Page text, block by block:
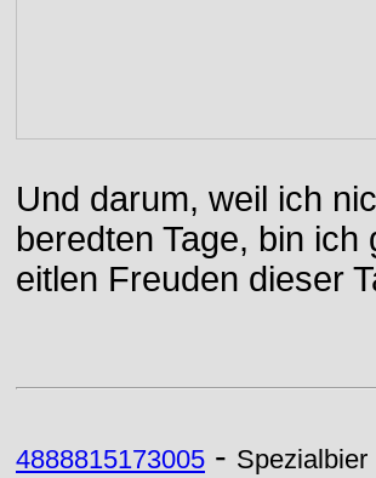
Und darum, weil ich
beredten Tage, bin
eitlen Freuden dieser
4888815173005 - Spezialbier